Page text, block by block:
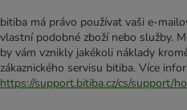
bitiba má právo používat vaši e-
vlastní podobné zboží nebo služby.
by vám vznikly jakékoli náklady
zákaznického servisu bitiba. Více
https://support.bitiba.cz/cs/support/